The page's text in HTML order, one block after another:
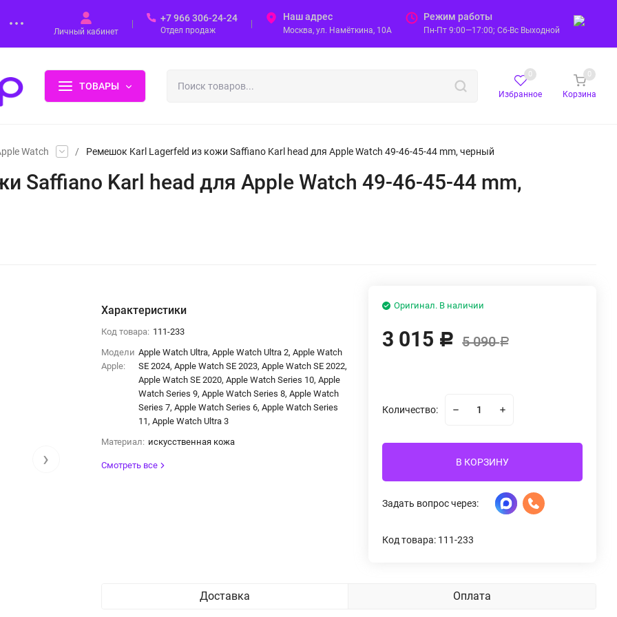
Личный кабинет
+7 966 306-24-24
Отдел продаж
Наш адрес
Москва, ул. Намёткина, 10А
Режим работы
Пн-Пт 9:00—17:00; Сб-Вс Выходной
ТОВАРЫ
Избранное
0
Корзина
0
Watch / Ремешок Karl Lagerfeld из кожи Saffiano Karl head для Apple Watch 49-46-45-44 mm, черный
Saffiano Karl head для Apple Watch 49-46-45-44 mm,
›
Характеристики
Код товара: 111-233
Модели
Apple:
Apple Watch Ultra, Apple Watch Ultra 2, Apple Watch
SE 2024, Apple Watch SE 2023, Apple Watch SE 2022,
Apple Watch SE 2020, Apple Watch Series 10, Apple
Watch Series 9, Apple Watch Series 8, Apple Watch
Series 7, Apple Watch Series 6, Apple Watch Series
11, Apple Watch Ultra 3
Материал: искусственная кожа
Смотреть все
Оригинал. В наличии
3 015 Р 5 090Р
Количество:
В КОРЗИНУ
Задать вопрос через:
Код товара: 111-233
Доставка Оплата